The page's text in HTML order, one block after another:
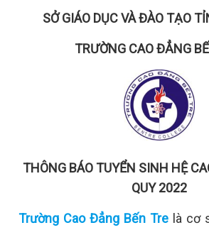
SỞ GIÁO DỤC VÀ ĐÀO TẠO
TRƯỜNG CAO ĐẲNG
THÔNG BÁO TUYỂN SINH HỆ
QUY 2022
Trường Cao Đẳng Bến Tre là cơ